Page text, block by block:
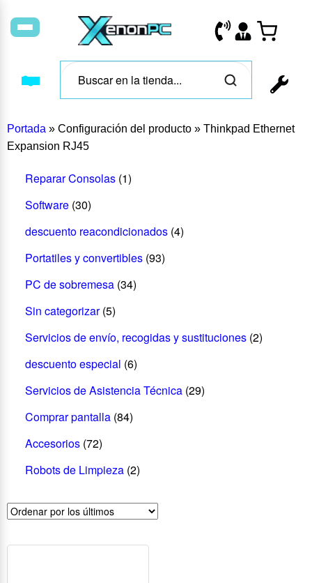
Portada » Configuración del producto » Thinkpad Ethernet
Expansion RJ45
Reparar Consolas (1)
Software (30)
descuento reacondicionados (4)
Portatiles y convertibles (93)
PC de sobremesa (34)
Sin categorizar (5)
Servicios de envío, recogidas y sustituciones (2)
descuento especial (6)
Servicios de Asistencia Técnica (29)
Comprar pantalla (84)
Accesorios (72)
Robots de Limpieza (2)